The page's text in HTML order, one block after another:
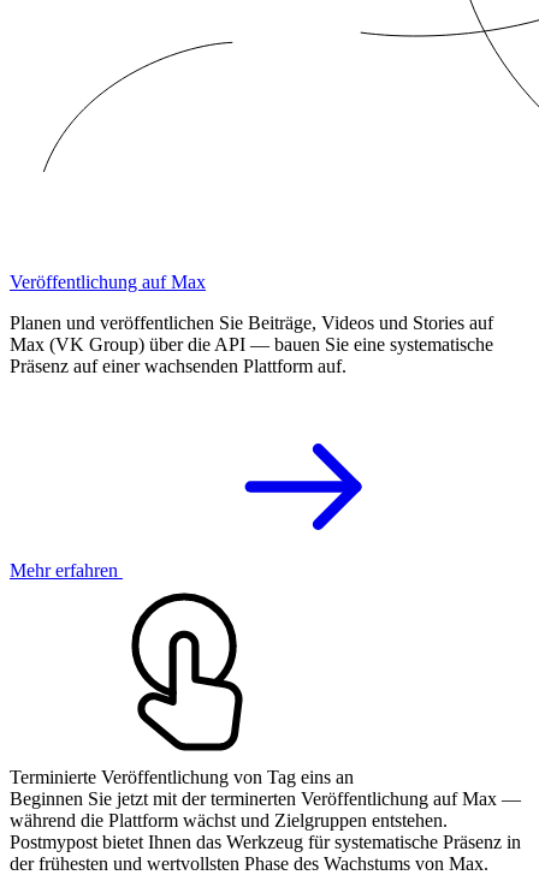
Veröffentlichung auf Max
Planen und veröffentlichen Sie Beiträge, Videos und Stories auf
Max (VK Group) über die API — bauen Sie eine systematische
Präsenz auf einer wachsenden Plattform auf.
Mehr erfahren
Terminierte Veröffentlichung von Tag eins an
Beginnen Sie jetzt mit der terminerten Veröffentlichung auf Max —
während die Plattform wächst und Zielgruppen entstehen.
Postmypost bietet Ihnen das Werkzeug für systematische Präsenz in
der frühesten und wertvollsten Phase des Wachstums von Max.